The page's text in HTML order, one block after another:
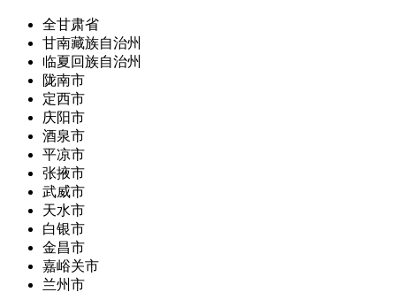
全甘肃省
甘南藏族自治州
临夏回族自治州
陇南市
定西市
庆阳市
酒泉市
平凉市
张掖市
武威市
天水市
白银市
金昌市
嘉峪关市
兰州市